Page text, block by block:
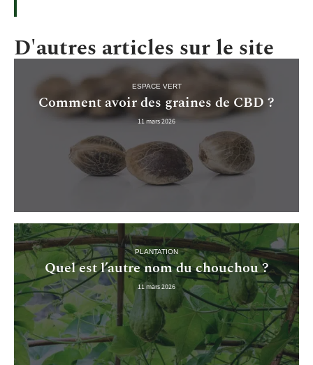
D'autres articles sur le site
ESPACE VERT
Comment avoir des graines de CBD ?
11 mars 2026
PLANTATION
Quel est l’autre nom du chouchou ?
11 mars 2026